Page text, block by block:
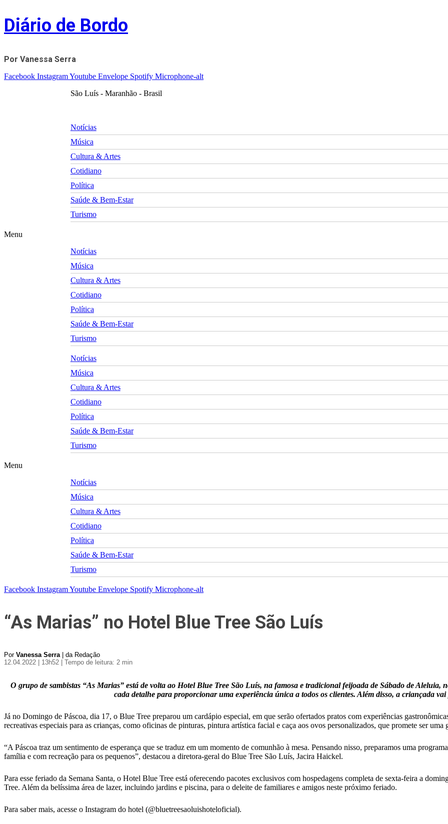
Skip
to
content
Diário de Bordo
Por Vanessa Serra
Facebook InstagramYoutube Envelope Spotify Microphone-alt
São Luís - Maranhão - Brasil
Notícias
Música
Cultura & Artes
Cotidiano
Política
Saúde & Bem-Estar
Turismo
Menu
Notícias
Música
Cultura & Artes
Cotidiano
Política
Saúde & Bem-Estar
Turismo
Notícias
Música
Cultura & Artes
Cotidiano
Política
Saúde & Bem-Estar
Turismo
Menu
Notícias
Música
Cultura & Artes
Cotidiano
Política
Saúde & Bem-Estar
Turismo
Facebook InstagramYoutube Envelope Spotify Microphone-alt
“As Marias” no Hotel Blue Tree São Luís
Por Vanessa Serra| da Redação
12.04.2022 | 13h52
| Tempo de leitura: 2 min
O grupo de sambistas “As Marias” está de volta ao Hotel Blue Tree São Luís, na famosa e tradicional feijoada de Sábado de Aleluia,
cada detalhe para proporcionar uma experiência única a todos os clientes. Além disso, a criançada
Já no Domingo de Páscoa, dia 17, o Blue Tree preparou um cardápio especial, em que serão ofertados pratos com experiências
recreativas especiais para as crianças, como oficinas de pinturas, pintura artística facial e caça aos ovos personalizados, que promete ser uma
“A Páscoa traz um sentimento de esperança que se traduz em um momento de comunhão à mesa. Pensando nisso, preparamos uma
família e com recreação para os pequenos”, destacou a diretora-geral do Blue Tree São Luís, Jacira Haickel.
Para esse feriado da Semana Santa, o Hotel Blue Tree está oferecendo pacotes exclusivos com hospedagens completa de sexta-feira a
Tree. Além da belíssima área de lazer, incluindo jardins e piscina, para o deleite de familiares e amigos neste próximo feriado.
Para saber mais, acesse o Instagram do hotel (@bluetreesaoluishoteloficial).